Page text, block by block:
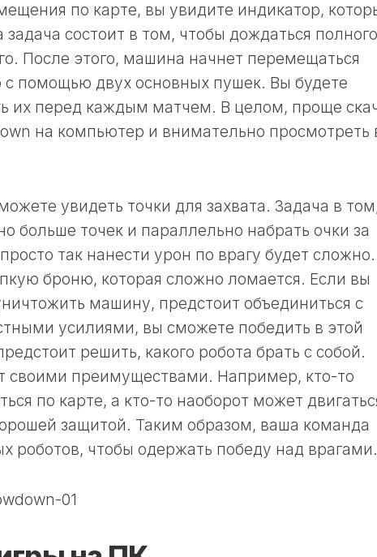
по карте, вы увидите индикатор,
состоит в том, чтобы дождаться полного
После этого, машина начнет перемещаться
помощью двух основных пушек. Вы будете
их перед каждым матчем. В целом, проще
на компьютер и внимательно просмотреть
увидеть точки для захвата. Задача в
больше точек и параллельно набрать очки за
так нанести урон по врагу будет сложно.
броню, которая сложно ломается. Если вы
машину, предстоит объединиться с
усилиями, вы сможете победить в этой
решить, какого робота брать с собой.
своими преимуществами. Например, кто-то
по карте, а кто-то наоборот может
защитой. Таким образом, ваша команда
роботов, чтобы одержать победу над врагами.